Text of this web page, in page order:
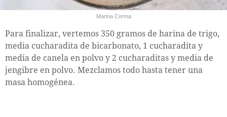
Marina Corma
Para finalizar, vertemos 350 gramos de harina de trigo,
media cucharadita de bicarbonato, 1 cucharadita y
media de canela en polvo y 2 cucharaditas y media de
jengibre en polvo. Mezclamos todo hasta tener una
masa homogénea.